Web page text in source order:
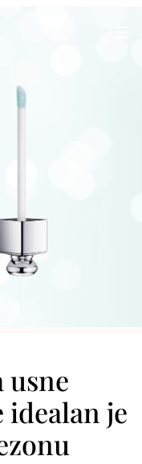
usne
idealan je